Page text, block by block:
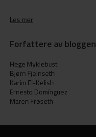
Les mer
Forfattere av bloggen
Hege Myklebust
Bjørn Fjelnseth
Karim El-Kelish
Ernesto Domínguez
Maren Frøseth